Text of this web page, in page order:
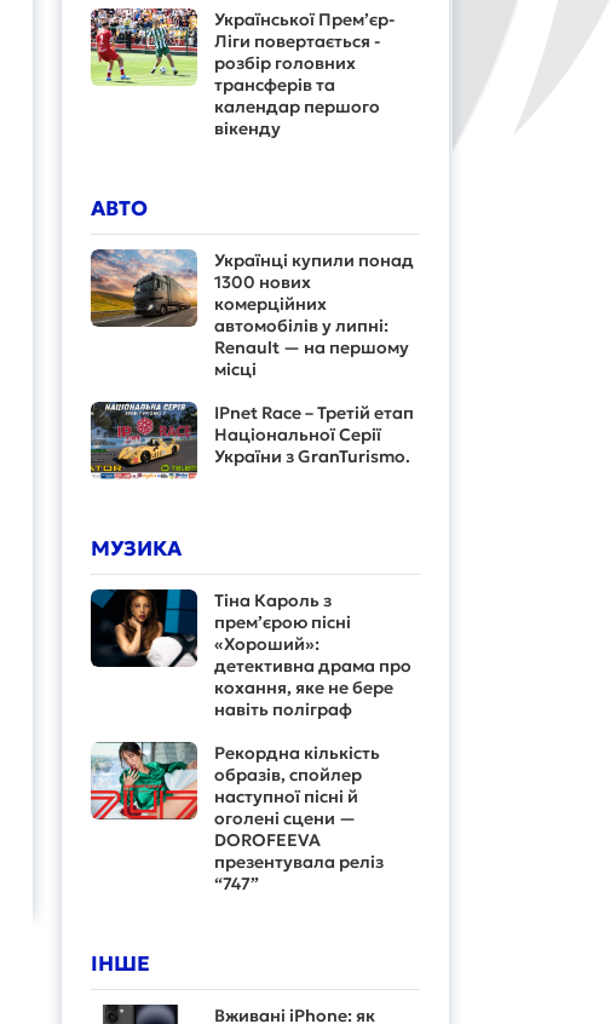
Української Прем’єр-
Ліги повертається -
розбір головних
трансферів та
календар першого
вікенду
АВТО
Українці купили понад
1300 нових
комерційних
автомобілів у липні:
Renault — на першому
місці
IPnet Race – Третій етап
Національної Серії
України з GranTurismo.
МУЗИКА
Тіна Кароль з
прем’єрою пісні
«Хороший»:
детективна драма про
кохання, яке не бере
навіть поліграф
Рекордна кількість
образів, спойлер
наступної пісні й
оголені сцени —
DOROFEEVA
презентувала реліз
“747”
ІНШЕ
Вживані iPhone: як